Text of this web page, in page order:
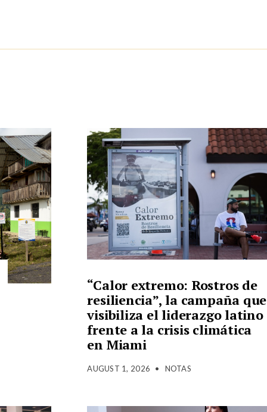
“Calor extremo: Rostros de
resiliencia”, la campaña que
visibiliza el liderazgo latino
frente a la crisis climática
en Miami
AUGUST 1, 2026 • NOTAS